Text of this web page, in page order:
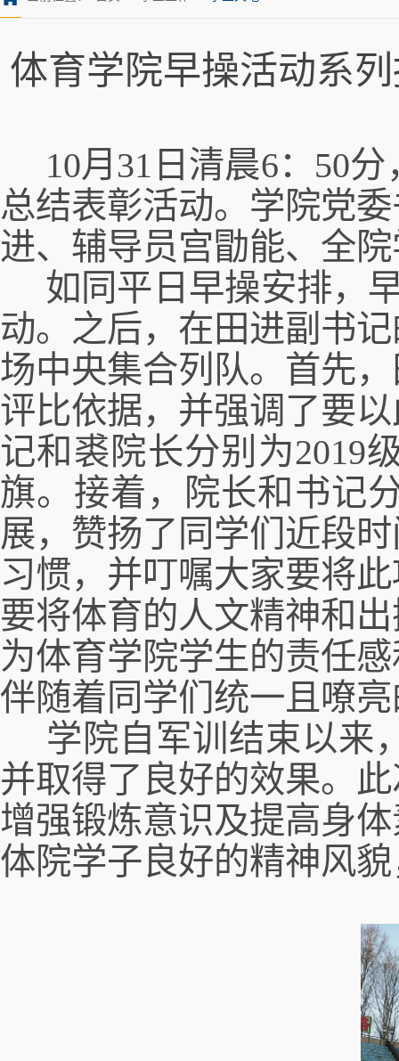
体育学院早操活动系
10月31日 清晨6： 50分
总结表彰活动。学院党
进、 辅导员宫勖能、 全院
如同平日早操安排，
动。之后， 在田进副书
场中央集合列队。 首先
评比依据，并强调了要
记和 裘院长分别 为2019
旗。 接着 ，
院长和书记
展，赞扬了同学们 近段
习惯，并叮嘱大家要将
要将体育的人文精神和
为体育学院学生的责任感
伴随着同学们统一且嘹亮
学院自军训结束以来
并取得了良好的效果。
增强锻炼意识及提高身
体院学子良好的精神风